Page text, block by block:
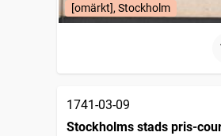
[omärkt], Stockholm
1741-03-09
Stockholms stads pris-